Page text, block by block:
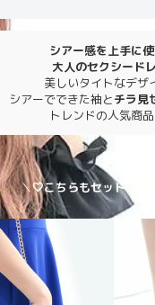
シアー感を上手に
大人のセクシード
美しいタイトなデザ
シアーでできた袖とチラ見
トレンドの人気商
＼🤍こちらもセットでお